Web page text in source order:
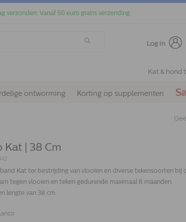
Vanaf 50 euro gratis verzending.
Log In
Kat & hond
ontworming Korting op supplementen
Kat | 38 Cm
Kat ter bestrijding van vlooien en diverse tekensoorten bij
tegen vlooien en teken gedurende maximaal 8 maanden.
lengte van 38 cm.